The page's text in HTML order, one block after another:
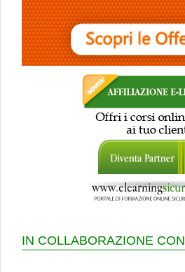
IN COLLABORAZIONE CON